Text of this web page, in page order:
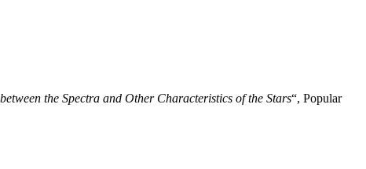
the Spectra and Other Characteristics of the Stars“, Popular